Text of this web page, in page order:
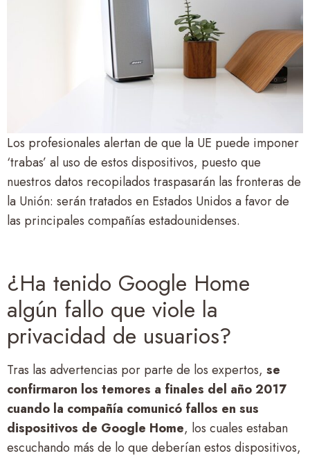
Los profesionales alertan de que la UE puede imponer
‘trabas’ al uso de estos dispositivos, puesto que
nuestros datos recopilados traspasarán las fronteras de
la Unión: serán tratados en Estados Unidos a favor de
las principales compañías estadounidenses.
¿Ha tenido Google Home
algún fallo que viole la
privacidad de usuarios?
Tras las advertencias por parte de los expertos, se
confirmaron los temores a finales del año 2017
cuando la compañía comunicó fallos en sus
dispositivos de Google Home, los cuales estaban
escuchando más de lo que deberían estos dispositivos,